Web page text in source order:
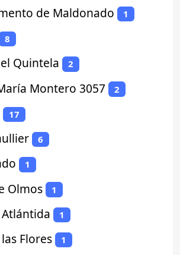
de Maldonado 1
8
Quintela 2
Montero 3057 2
17
6
1
Olmos 1
1
Flores 1